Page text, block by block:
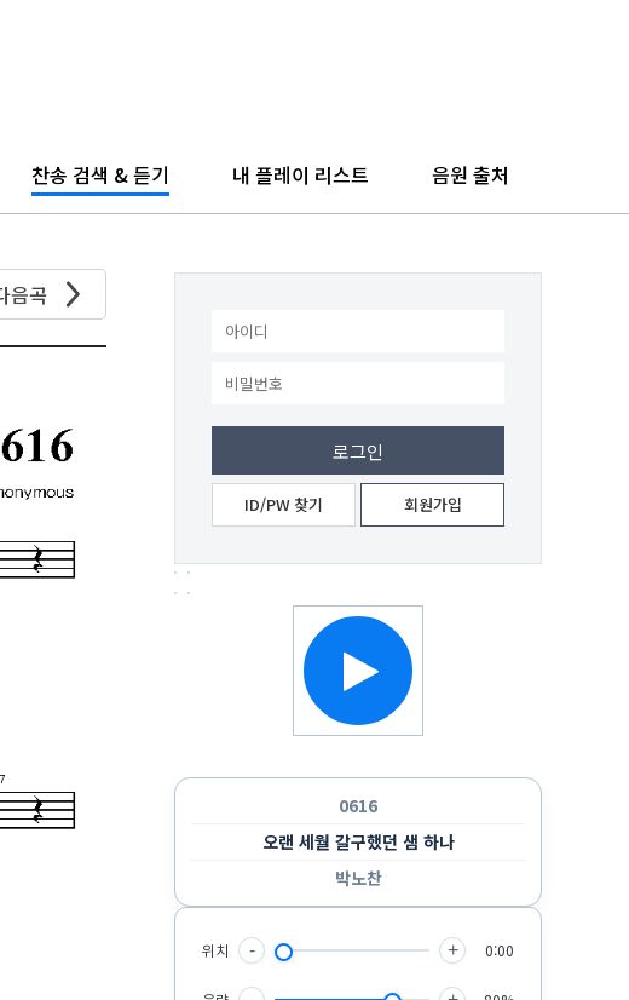
찬송 검색 & 듣기 내 플레이 리스트 음원 출처
음곡
ID/PW 찾기 회원가입
순서대로 한 번 듣기
순서대로 반복 듣기
랜덤으로 듣기
한 곡만 반복 듣기
0616
오랜 세월 갈구했던 샘 하나
박노찬
위치 - + 0:00